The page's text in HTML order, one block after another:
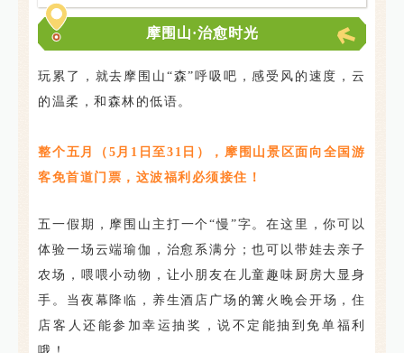
摩围山·治愈时光
玩累了，就去摩围山“森”呼吸吧，感受风的速度，云
的温柔，和森林的低语。
整个五月（5月1日至31日），摩围山景区面向全国游
客免首道门票，这波福利必须接住！
五一假期，摩围山主打一个“慢”字。在这里，你可以
体验一场云端瑜伽，治愈系满分；也可以带娃去亲子
农场，喂喂小动物，让小朋友在儿童趣味厨房大显身
手。 当夜幕降临，养生酒店广场的篝火晚会开场，住
店客人还能参加幸运抽奖，说不定能抽到免单福利